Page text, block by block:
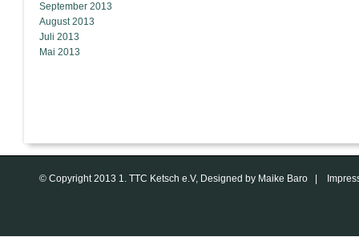
September 2013
August 2013
Juli 2013
Mai 2013
© Copyright 2013 1. TTC Ketsch e.V, Designed by Maike Baro |